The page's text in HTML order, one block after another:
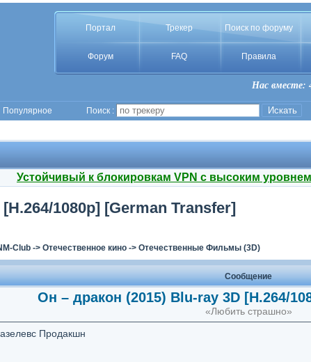
Портал Трекер Поиск по форуму
Форум FAQ Правила
Нас вместе:
Популярное Поиск :
Устойчивый к блокировкам VPN с высоким
1080p] [German Transfer]
Club-> Отечественное кино-> Отечественные Фильмы (3D)
Сообщение
Он – дракон (2015) Blu-ray 3D [H.264/
«Любить страшно»
Продакшн